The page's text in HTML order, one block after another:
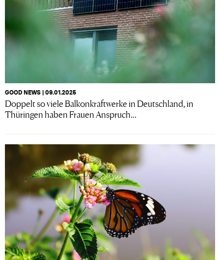
GOOD NEWS | 09.01.2025
Doppelt so viele Balkonkraftwerke in Deutschland, in
Thüringen haben Frauen Anspruch...